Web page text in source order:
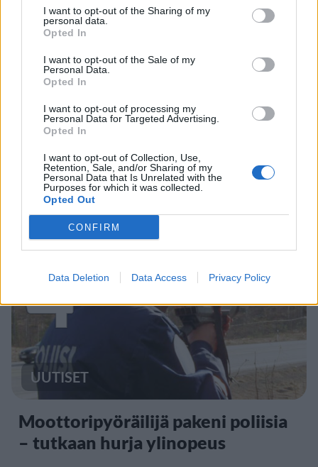
I want to opt-out of the Sharing of my
personal data.
Opted In
I want to opt-out of the Sale of my
Personal Data.
Opted In
I want to opt-out of processing my
Personal Data for Targeted Advertising.
Opted In
I want to opt-out of Collection, Use,
Retention, Sale, and/or Sharing of my
Personal Data that Is Unrelated with the
Purposes for which it was collected.
Opted Out
CONFIRM
Data Deletion Data Access Privacy Policy
3
UUTISET
F/A-18 Hornet jyrähtää ylilennolle
Jyväskylässä – katuja suljetaan
4
UUTISET
Moottoripyöräilijä pakeni poliisia
– tutkaan hurja ylinopeus